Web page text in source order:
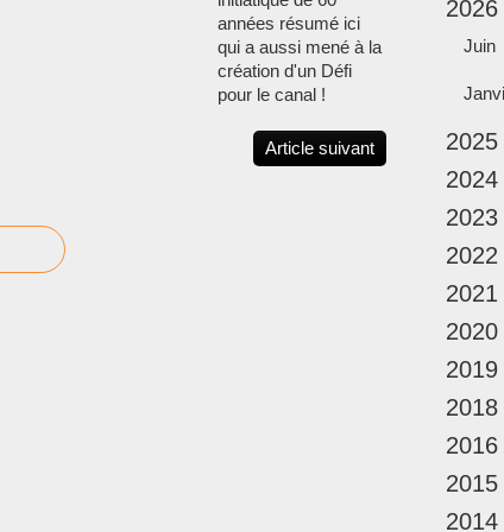
années résumé ici
qui a aussi mené à la
création d'un Défi
pour le canal !
Article suivant
2026
Juin
2025
2024
2023
2022
2021
2020
2019
2018
2016
2015
2014